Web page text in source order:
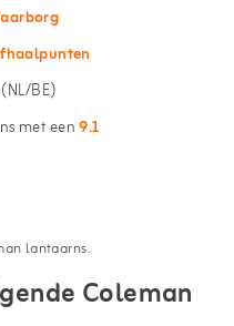
BE)
met een9.1
lantaarns.
Coleman